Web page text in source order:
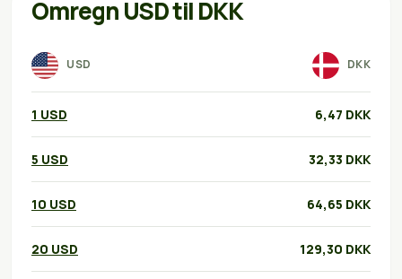
Omregn USD til DKK
USD DKK
1 USD 6,47 DKK
5 USD 32,33 DKK
10 USD 64,65 DKK
20 USD 129,30 DKK